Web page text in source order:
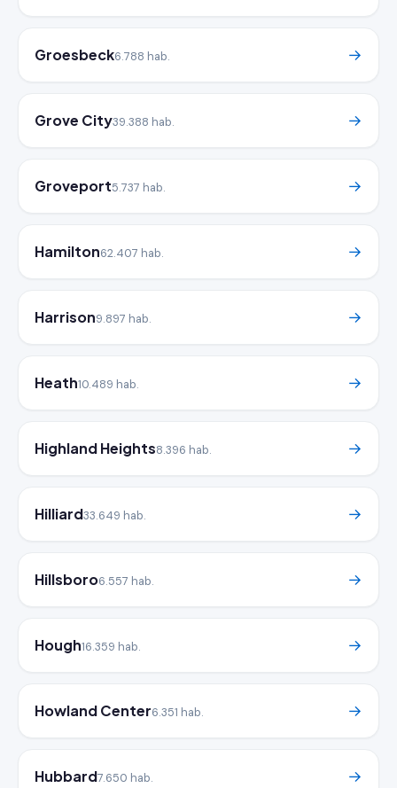
Groesbeck6.788 hab. →
Grove City39.388 hab. →
Groveport5.737 hab. →
Hamilton62.407 hab. →
Harrison9.897 hab. →
Heath10.489 hab. →
Highland Heights8.396 hab. →
Hilliard33.649 hab. →
Hillsboro6.557 hab. →
Hough16.359 hab. →
Howland Center6.351 hab. →
Hubbard7.650 hab. →